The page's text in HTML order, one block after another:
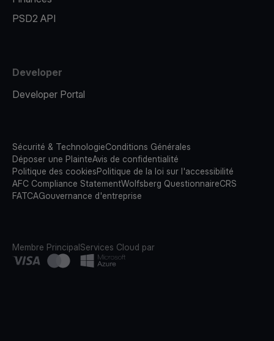
PSD2 API
Developer
Developer Portal
Sécurité & TechnologieConditions Générales
Déposer une PlainteAvis de confidentialité
Politique des cookiesPolitique de la loi sur l'accessibilité
AFC Compliance StatementWolfsberg QuestionnaireCRS
FATCAGouvernance d'entreprise
Membre PrincipalServices Cloud par